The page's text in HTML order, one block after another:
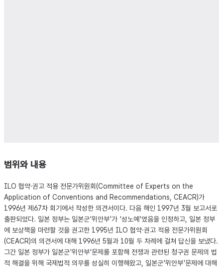
범위와 내용
ILO 협약·권고 적용 전문가위원회(Committee of Experts on the
Application of Conventions and Recommendations, CEACR)가
1996년 제67차 회기에서 작성한 의견서이다. 다음 해인 1997년 3월 보고서로
출판되었다. 일본 정부는 일본군'위안부'가 '성노예'였음을 인정하고, 일본 정부
에 보상책을 마련할 것을 권고한 1995년 ILO 협약·권고 적용 전문가위원회
(CEACR)의 의견서에 대해 1996년 5월과 10월 두 차례에 걸쳐 답신을 보냈다.
그간 일본 정부가 일본군'위안부'문제를 포함해 전쟁과 관련된 청구권 문제의 법
적 해결을 위해 국제법적 의무를 성실히 이행해왔고, 일본군'위안부'문제에 대해